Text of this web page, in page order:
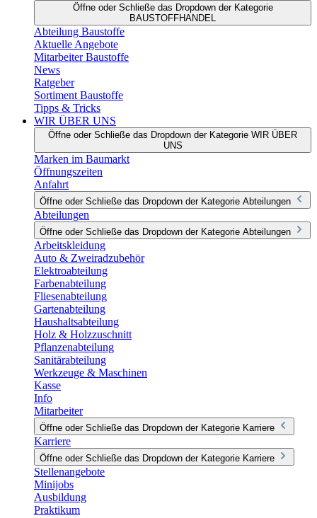
Öffne oder Schließe das Dropdown der Kategorie
BAUSTOFFHANDEL
Abteilung Baustoffe
Aktuelle Angebote
Mitarbeiter Baustoffe
News
Ratgeber
Sortiment Baustoffe
Tipps & Tricks
WIR ÜBER UNS
Öffne oder Schließe das Dropdown der Kategorie WIR ÜBER
UNS
Marken im Baumarkt
Öffnungszeiten
Anfahrt
Öffne oder Schließe das Dropdown der Kategorie Abteilungen
Abteilungen
Öffne oder Schließe das Dropdown der Kategorie Abteilungen
Arbeitskleidung
Auto & Zweiradzubehör
Elektroabteilung
Farbenabteilung
Fliesenabteilung
Gartenabteilung
Haushaltsabteilung
Holz & Holzzuschnitt
Pflanzenabteilung
Sanitärabteilung
Werkzeuge & Maschinen
Kasse
Info
Mitarbeiter
Öffne oder Schließe das Dropdown der Kategorie Karriere
Karriere
Öffne oder Schließe das Dropdown der Kategorie Karriere
Stellenangebote
Minijobs
Ausbildung
Praktikum